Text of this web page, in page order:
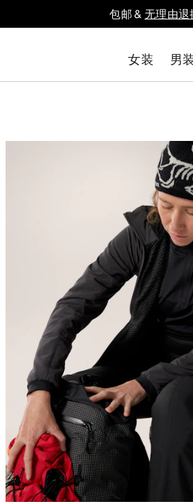
包邮 &无理由退
女装 男